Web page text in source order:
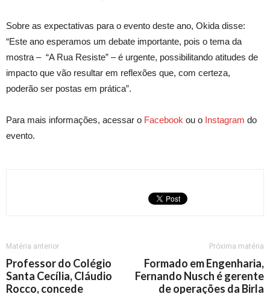
Sobre as expectativas para o evento deste ano, Okida disse:
“Este ano esperamos um debate importante, pois o tema da
mostra – “A Rua Resiste” – é urgente, possibilitando atitudes de
impacto que vão resultar em reflexões que, com certeza,
poderão ser postas em prática”.
Para mais informações, acessar o Facebook ou o Instagram do
evento.
Matéria anterior
Professor do Colégio
Santa Cecília, Cláudio
Rocco, concede
Próxima matéria
Formado em Engenharia,
Fernando Nusch é gerente
de operações da Birla